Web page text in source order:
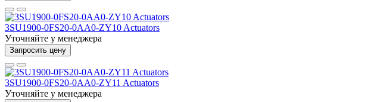
3SU1900-0FS20-0AA0-ZY10 Actuators
Уточняйте у менеджера
Запросить цену
3SU1900-0FS20-0AA0-ZY11 Actuators
Уточняйте у менеджера